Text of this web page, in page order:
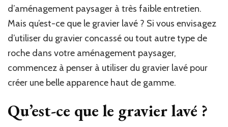
d’aménagement paysager à très faible entretien.
Mais qu’est-ce que le gravier lavé ? Si vous envisagez
d’utiliser du gravier concassé ou tout autre type de
roche dans votre aménagement paysager,
commencez à penser à utiliser du gravier lavé pour
créer une belle apparence haut de gamme.
Qu’est-ce que le gravier lavé ?